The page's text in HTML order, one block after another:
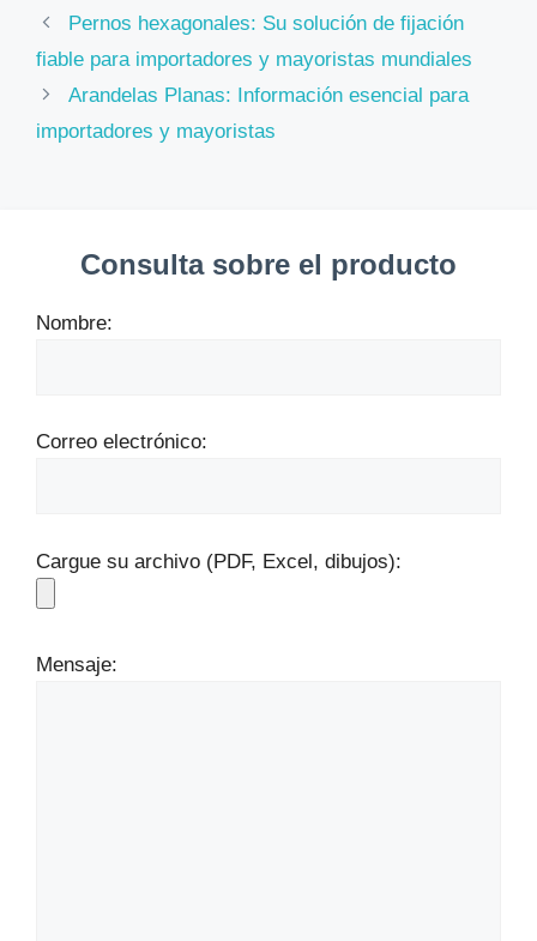
Pernos hexagonales: Su solución de fijación
fiable para importadores y mayoristas mundiales
Arandelas Planas: Información esencial para
importadores y mayoristas
Consulta sobre el producto
Nombre:
Correo electrónico:
Cargue su archivo (PDF, Excel, dibujos):
Mensaje: